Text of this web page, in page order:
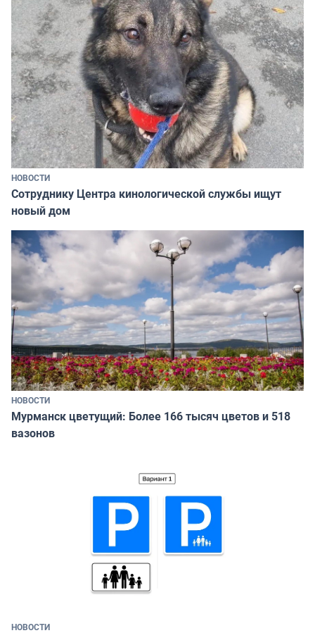
НОВОСТИ
Сотруднику Центра кинологической службы ищут
новый дом
НОВОСТИ
Мурманск цветущий: Более 166 тысяч цветов и 518
вазонов
НОВОСТИ